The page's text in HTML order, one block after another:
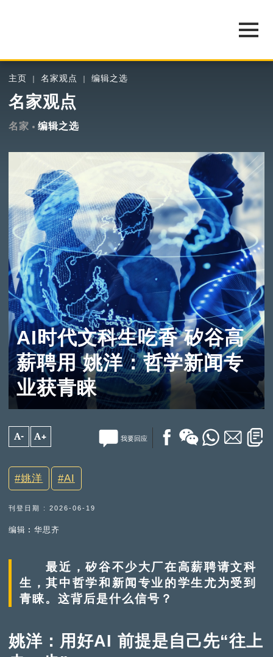
主页 名家观点 编辑之选
名家观点
名家 编辑之选
AI时代文科生吃香 矽谷高
薪聘用 姚洋：哲学新闻专
业获青睐
A- A+ 我要回应
姚洋 AI
刊登日期 : 2026-06-19
编辑︰华思齐
最近，矽谷不少大厂在高薪聘请文科
生，其中哲学和新闻专业的学生尤为受到
青睐。这背后是什么信号？
姚洋：用好AI 前提是自己先“往上